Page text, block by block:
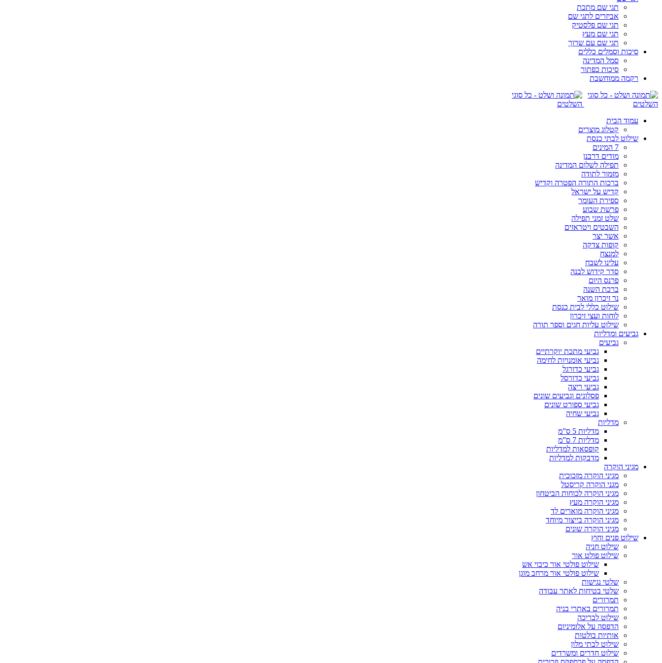
תגי שם מתכת
אביזרים לתגי שם
תגי שם פלסטיק
תגי שם מעץ
תגי שם עם שרוך
סיכות וסמלים כללים
סמל המדינה
סיכות כפתור
רקמה ממוחשבת
עמוד הבית
קטלוג מוצרים
שילוט לבתי כנסת
7 המינים
מודים דרבנן
תפילה לשלום המדינה
מזמור לתודה
ברכות התורה הפטרה וקדיש
קדיש על ישראל
ספירת העומר
פרשת שבוע
שלט זמני תפילה
השבטים ויטראזים
אשר יצר
קופות צדקה
למנצח
עלינו לשבח
סדר קידוש לבנה
פרנס היום
ברכת השנה
נר זיכרון מואר
שילוט כללי לבית כנסת
לוחות ועצי זיכרון
שילוט עליות חגים וספר תורה
גביעים ומדליות
גביעים
גביעי מתכת יוקרתיים
גביעי אומנויות לחימה
גביעי כדורגל
גביעי כדורסל
גביעי ריצה
פסלונים וגביעים שונים
גביעי ספורט שונים
גביעי שחיה
מדליות
מדליות 5 ס”מ
מדליות 7 ס”מ
קופסאות למדליות
מדבקות למדליות
מגיני הוקרה
מגיני הוקרה מזכוכית
מגני הוקרה קריסטל
מגיני הוקרה לכוחות הביטחון
מגיני הוקרה מעץ
מגיני הוקרה מוארים לד
מגיני הוקרה בייצור מיוחד
מגיני הוקרה שונים
שילוט פנים וחוץ
שילוט חניה
שילוט פולט אור
שילוט פולטי אור כיבוי אש
שילוט פולטי אור מרחב מוגן
שלטי נגישות
שלטי בטיחות לאתר עבודה
תמרורים
תמרורים באתרי בניה
שילוט לבריכה
הדפסה על אלומיניום
אותיות בולטות
שילוט לבתי מלון
שילוט חדרים ומשרדים